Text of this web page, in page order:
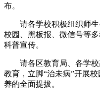
布。
请各学校积极组织师生
校园、黑板报、微信号等
科普宣传。
请各区教育局、各学校
教育，立脚“治未病”开展
养的全面提拔。